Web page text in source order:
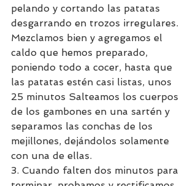
pelando y cortando las patatas
desgarrando en trozos irregulares.
Mezclamos bien y agregamos el
caldo que hemos preparado,
poniendo todo a cocer, hasta que
las patatas estén casi listas, unos
25 minutos Salteamos los cuerpos
de los gambones en una sartén y
separamos las conchas de los
mejillones, dejándolos solamente
con una de ellas.
3. Cuando falten dos minutos para